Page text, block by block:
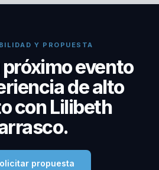
más allá de la simple
para superar desafíos
Y PROPUESTA
evento
de alto
con Lilibeth
propuesta